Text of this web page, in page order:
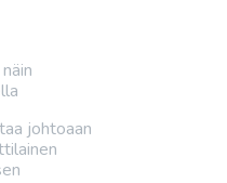
johtoaan